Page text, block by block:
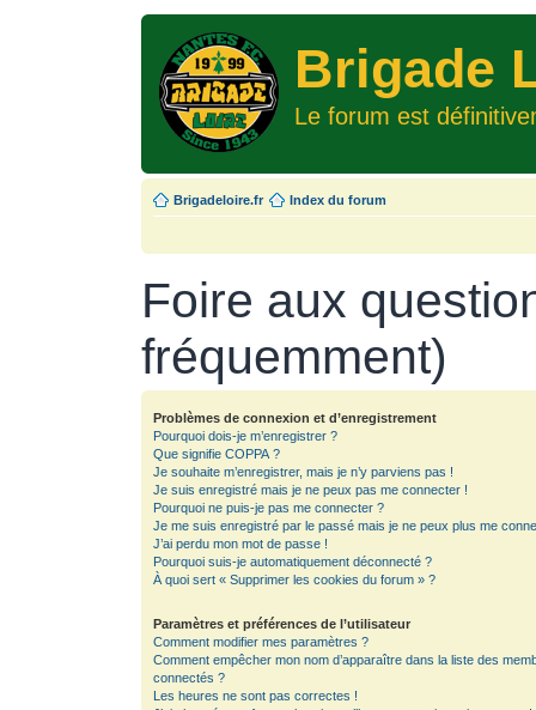
Brigade
Le forum est
Brigadeloire.fr Index du forum
Foire aux
fréquemment)
Problèmes de connexion et d’enregistrement
Pourquoi dois-je m’enregistrer ?
Que signifie COPPA ?
Je souhaite m’enregistrer, mais je n’y parviens pas !
Je suis enregistré mais je ne peux pas me connecter !
Pourquoi ne puis-je pas me connecter ?
Je me suis enregistré par le passé mais je ne peux plus me
J’ai perdu mon mot de passe !
Pourquoi suis-je automatiquement déconnecté ?
À quoi sert « Supprimer les cookies du forum » ?
Paramètres et préférences de l’utilisateur
Comment modifier mes paramètres ?
Comment empêcher mon nom d’apparaître dans la liste des
connectés ?
Les heures ne sont pas correctes !